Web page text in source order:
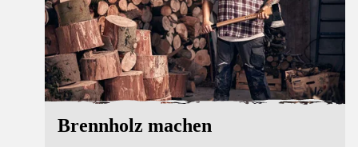
Brennholz machen